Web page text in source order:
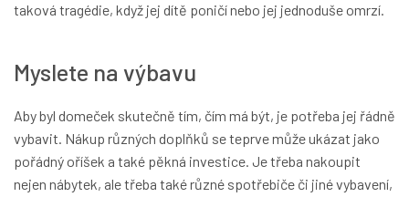
taková tragédie, když jej dítě poničí nebo jej jednoduše omrzí.
Myslete na výbavu
Aby byl domeček skutečně tím, čím má být, je potřeba jej řádně
vybavit. Nákup různých doplňků se teprve může ukázat jako
pořádný oříšek a také pěkná investice. Je třeba nakoupit
nejen nábytek, ale třeba také různé spotřebiče či jiné vybavení,